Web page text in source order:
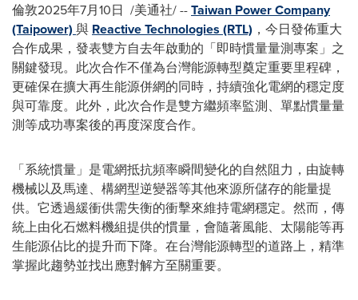
倫敦2025年7月10日 /美通社/ --Taiwan Power Company
(Taipower) 與 Reactive Technologies (RTL) ，今日發佈重大
合作成果，發表雙方自去年啟動的「即時慣量量測專案」之
關鍵發現。此次合作不僅為台灣能源轉型奠定重要里程碑，
更確保在擴大再生能源併網的同時，持續強化電網的穩定度
與可靠度。此外，此次合作是雙方繼頻率監測、單點慣量量
測等成功專案後的再度深度合作。
「系統慣量」是電網抵抗頻率瞬間變化的自然阻力，由旋轉
機械以及馬達、構網型逆變器等其他來源所儲存的能量提
供。它透過緩衝供需失衡的衝擊來維持電網穩定。然而，傳
統上由化石燃料機組提供的慣量，會隨著風能、太陽能等再
生能源佔比的提升而下降。在台灣能源轉型的道路上，精準
掌握此趨勢並找出應對解方至關重要。